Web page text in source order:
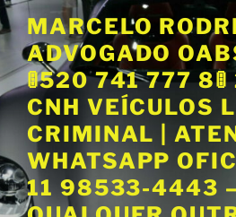
P
u
a
r
r
a
o
MARCELO
ADVOGADO
🚦520 741 777
CNH VEÍCULOS
CRIMINAL |
WHATSAPP
11 98533-4443